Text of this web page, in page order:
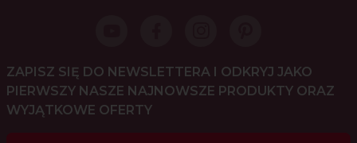
ZAPISZ SIĘ DO NEWSLETTERA I ODKRYJ JAKO
PIERWSZY NASZE NAJNOWSZE PRODUKTY ORAZ
WYJĄTKOWE OFERTY